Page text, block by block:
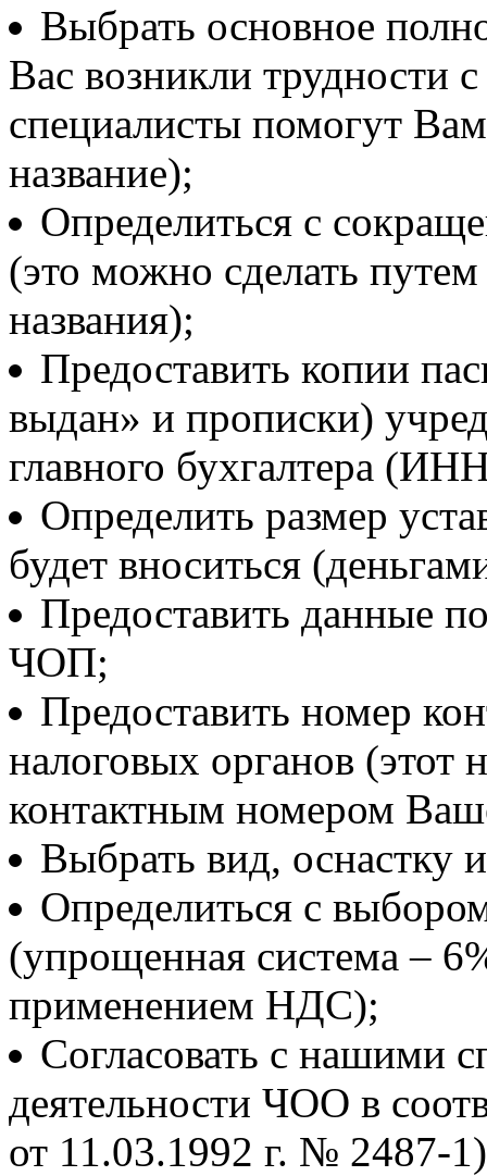
Выбрать основное
Вас возникли трудности
специалисты помогут
название);
Определиться с
(это можно сделать
названия);
Предоставить копии
выдан» и прописки)
главного бухгалтера
Определить размер
будет вноситься
Предоставить данные
ЧОП;
Предоставить номер
налоговых органов (этот
контактным номером
Выбрать вид, оснастку
Определиться с
(упрощенная система –
применением НДС);
Согласовать с нашими
деятельности ЧОО в
от 11.03.1992 г. № 2487-